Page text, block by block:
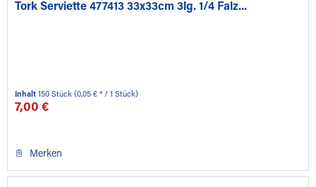
Tork Serviette 477413 33x33cm 3lg. 1/4 Falz...
Inhalt150 Stück(0,05 € * / 1 Stück)
7,00 €
Merken